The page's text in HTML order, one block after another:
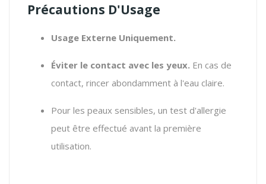
Précautions D'Usage
Usage Externe Uniquement.
Éviter le contact avec les yeux. En cas de
contact, rincer abondamment à l'eau claire.
Pour les peaux sensibles, un test d'allergie
peut être effectué avant la première
utilisation.